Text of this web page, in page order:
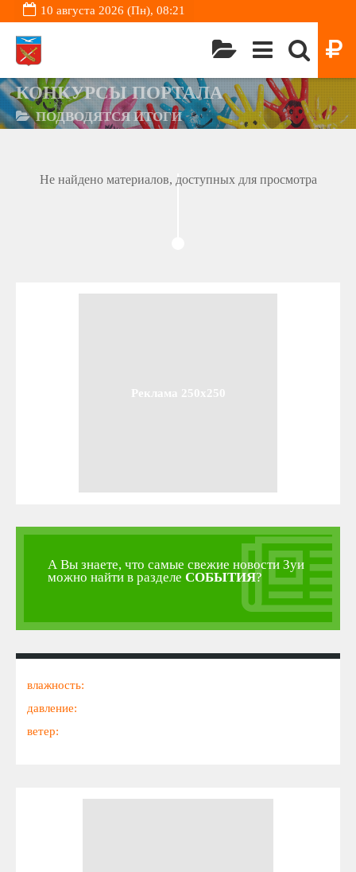
10 августа 2026 (Пн), 08:21
КОНКУРСЫ ПОРТАЛА
ПОДВОДЯТСЯ ИТОГИ
Не найдено материалов, доступных для просмотра
Реклама 250x250
А Вы знаете, что самые свежие новости Зуи
можно найти в разделе СОБЫТИЯ?
влажность:
давление:
ветер: